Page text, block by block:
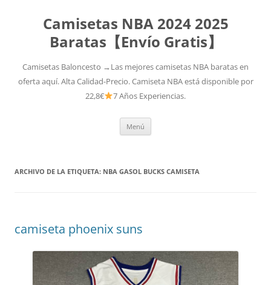
Camisetas NBA 2024 2025
Baratas【Envío Gratis】
Camisetas Baloncesto →Las mejores camisetas NBA baratas en
oferta aquí. Alta Calidad-Precio. Camiseta NBA está disponible por
22,8€
7 Años Experiencias.
Menú
ARCHIVO DE LA ETIQUETA: NBA GASOL BUCKS CAMISETA
camiseta phoenix suns